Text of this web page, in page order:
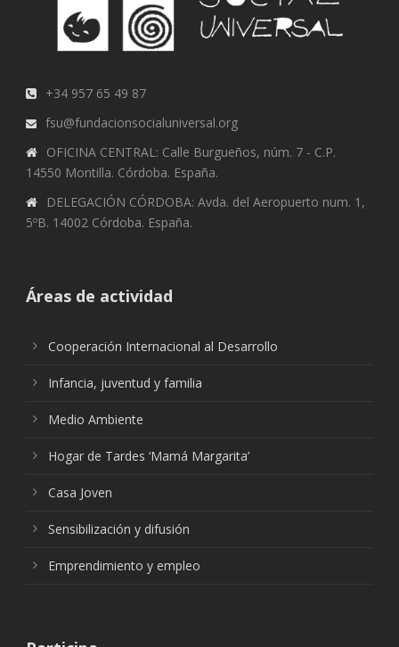
+34 957 65 49 87
fsu@fundacionsocialuniversal.org
OFICINA CENTRAL: Calle Burgueños, núm. 7 - C.P.
14550 Montilla. Córdoba. España.
DELEGACIÓN CÓRDOBA: Avda. del Aeropuerto num. 1,
5ºB. 14002 Córdoba. España.
Áreas de actividad
Cooperación Internacional al Desarrollo
Infancia, juventud y familia
Medio Ambiente
Hogar de Tardes ‘Mamá Margarita’
Casa Joven
Sensibilización y difusión
Emprendimiento y empleo